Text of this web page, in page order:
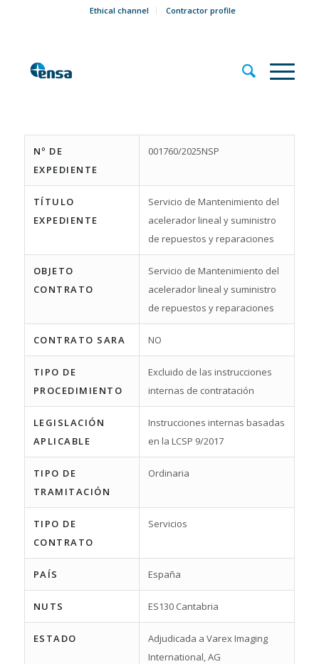
Ethical channel Contractor profile
Nº DE
EXPEDIENTE
001760/2025NSP
TÍTULO
EXPEDIENTE
Servicio de Mantenimiento del
acelerador lineal y suministro
de repuestos y reparaciones
OBJETO
CONTRATO
Servicio de Mantenimiento del
acelerador lineal y suministro
de repuestos y reparaciones
CONTRATO SARA NO
TIPO DE
PROCEDIMIENTO
Excluido de las instrucciones
internas de contratación
LEGISLACIÓN
APLICABLE
Instrucciones internas basadas
en la LCSP 9/2017
TIPO DE
TRAMITACIÓN
Ordinaria
TIPO DE
CONTRATO
Servicios
PAÍS España
NUTS ES130 Cantabria
ESTADO
Adjudicada a Varex Imaging
International, AG